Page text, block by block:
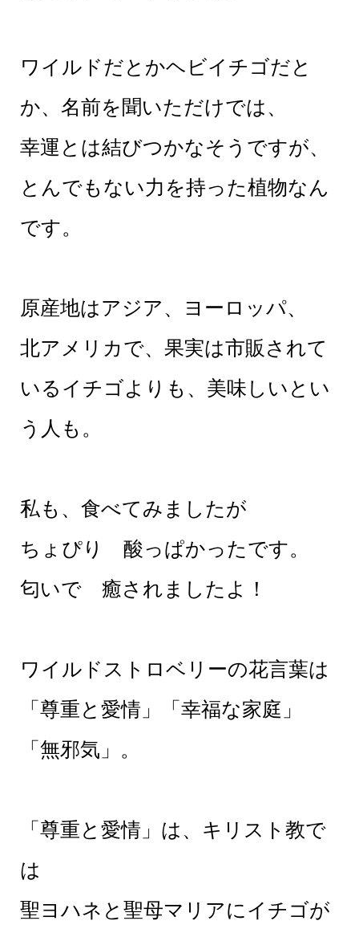
ワイルドだとかヘビイチゴだと
か、名前を聞いただけでは、
幸運とは結びつかなそうですが、
とんでもない力を持った植物なん
です。
原産地はアジア、ヨーロッパ、
北アメリカで、果実は市販されて
いるイチゴよりも、美味しいとい
う人も。
私も、食べてみましたが
ちょぴり 酸っぱかったです。
匂いで 癒されましたよ！
ワイルドストロベリーの花言葉は
「尊重と愛情」「幸福な家庭」
「無邪気」。
「尊重と愛情」は、キリスト教で
は
聖ヨハネと聖母マリアにイチゴが